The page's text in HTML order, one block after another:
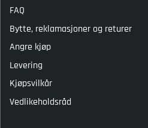
FAQ
Bytte, reklamasjoner og returer
Angre kjøp
Levering
Kjøpsvilkår
Vedlikeholdsråd